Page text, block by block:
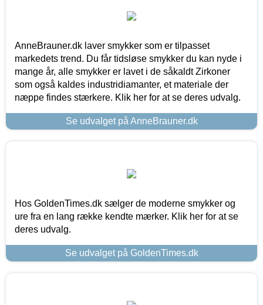
AnneBrauner.dk laver smykker som er tilpasset
markedets trend. Du får tidsløse smykker du kan nyde i
mange år, alle smykker er lavet i de såkaldt Zirkoner
som også kaldes industridiamanter, et materiale der
næppe findes stærkere. Klik her for at se deres udvalg.
Se udvalget på AnneBrauner.dk
Hos GoldenTimes.dk sælger de moderne smykker og
ure fra en lang række kendte mærker. Klik her for at se
deres udvalg.
Se udvalget på GoldenTimes.dk